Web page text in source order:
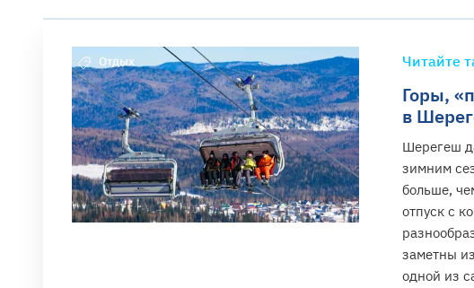
Отдых Читайте
Горы,
в
Шерегеш
зимним
больше,
отпуск с
заметны
одной из